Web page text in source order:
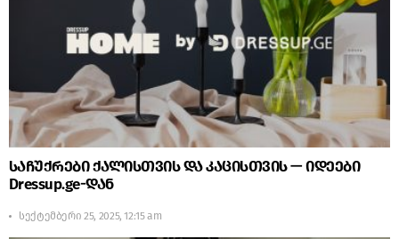
საჩუქრები ქალისთვის და კაცისთვის — იდეები
Dressup.ge-დან
სექტემბერი 25, 2025, 12:15 am